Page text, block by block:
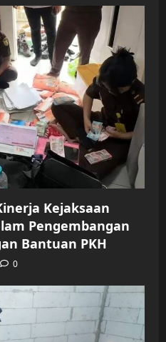
Kejaksaan
Pengembangan
Bantuan PKH
0